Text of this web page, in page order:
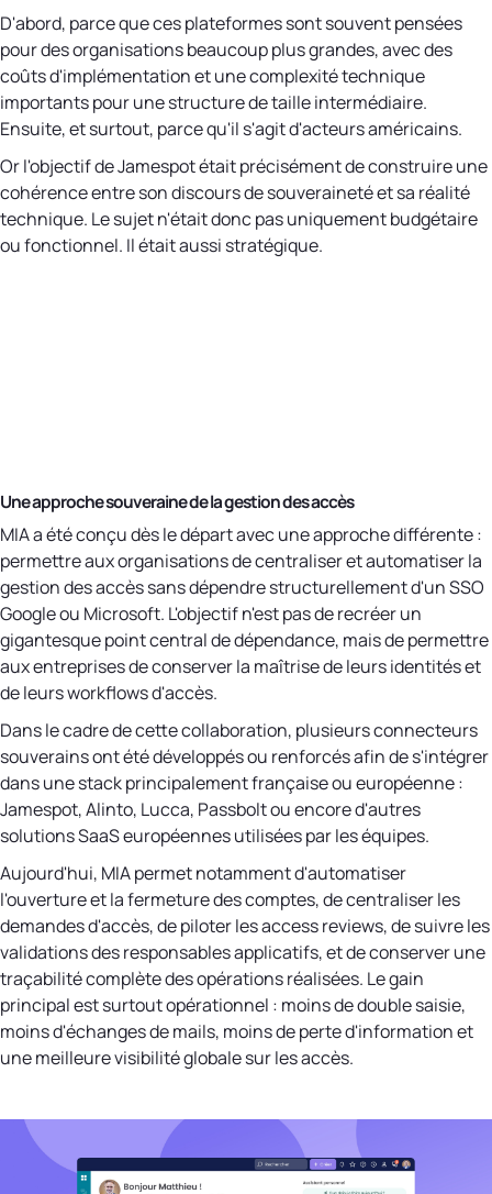
D'abord, parce que ces plateformes sont souvent pensées
pour des organisations beaucoup plus grandes, avec des
coûts d'implémentation et une complexité technique
importants pour une structure de taille intermédiaire.
Ensuite, et surtout, parce qu'il s'agit d'acteurs américains.
Or l'objectif de Jamespot était précisément de construire une
cohérence entre son discours de souveraineté et sa réalité
technique. Le sujet n'était donc pas uniquement budgétaire
ou fonctionnel. Il était aussi stratégique.
Une approche souveraine de la gestion des accès
MIA a été conçu dès le départ avec une approche différente :
permettre aux organisations de centraliser et automatiser la
gestion des accès sans dépendre structurellement d'un SSO
Google ou Microsoft. L'objectif n'est pas de recréer un
gigantesque point central de dépendance, mais de permettre
aux entreprises de conserver la maîtrise de leurs identités et
de leurs workflows d'accès.
Dans le cadre de cette collaboration, plusieurs connecteurs
souverains ont été développés ou renforcés afin de s'intégrer
dans une stack principalement française ou européenne :
Jamespot, Alinto, Lucca, Passbolt ou encore d'autres
solutions SaaS européennes utilisées par les équipes.
Aujourd'hui, MIA permet notamment d'automatiser
l'ouverture et la fermeture des comptes, de centraliser les
demandes d'accès, de piloter les access reviews, de suivre les
validations des responsables applicatifs, et de conserver une
traçabilité complète des opérations réalisées. Le gain
principal est surtout opérationnel : moins de double saisie,
moins d'échanges de mails, moins de perte d'information et
une meilleure visibilité globale sur les accès.